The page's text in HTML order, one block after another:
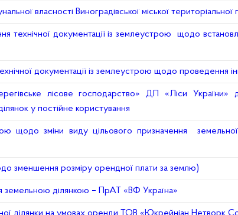
власності Виноградівської міської
технічної документації із землеустрою щодо
документації із землеустрою щодо проведення
лісове господарство» ДП «Ліси України»
у постійне користування
щодо зміни виду цільового призначення
зменшення розміру орендної плати за землю)
земельною ділянкою – ПрАТ «ВФ Україна»